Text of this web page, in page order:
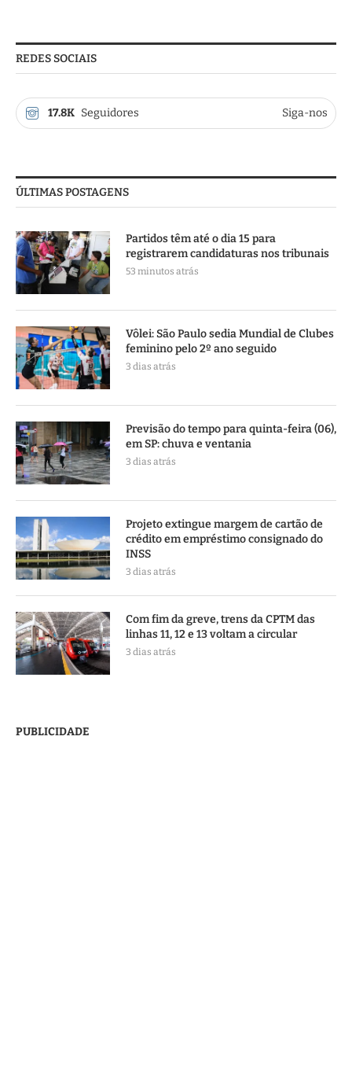
REDES SOCIAIS
17.8K Seguidores Siga-nos
ÚLTIMAS POSTAGENS
Partidos têm até o dia 15 para
registrarem candidaturas nos tribunais
53 minutos atrás
Vôlei: São Paulo sedia Mundial de Clubes
feminino pelo 2º ano seguido
3 dias atrás
Previsão do tempo para quinta-feira (06),
em SP: chuva e ventania
3 dias atrás
Projeto extingue margem de cartão de
crédito em empréstimo consignado do
INSS
3 dias atrás
Com fim da greve, trens da CPTM das
linhas 11, 12 e 13 voltam a circular
3 dias atrás
PUBLICIDADE